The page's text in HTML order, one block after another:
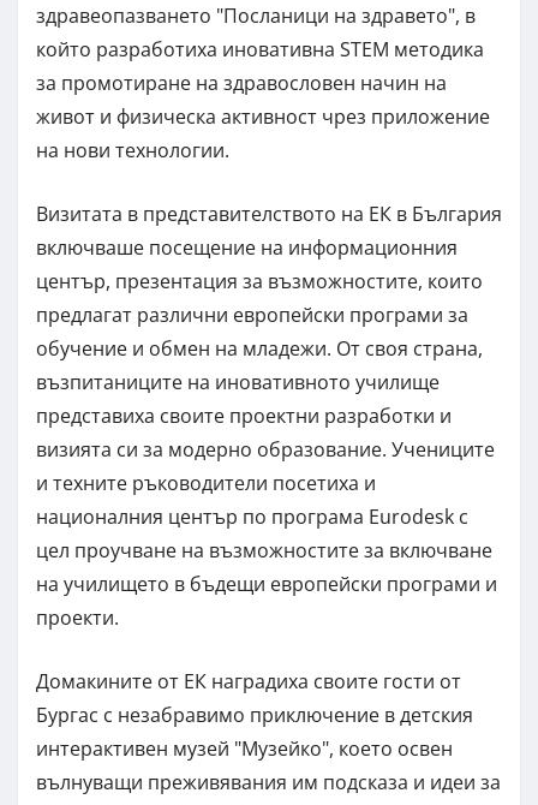
здравеопазването "Посланици на здравето", в
който разработиха иновативна STEM методика
за промотиране на здравословен начин на
живот и физическа активност чрез приложение
на нови технологии.
Визитата в представителството на ЕК в България
включваше посещение на информационния
център, презентация за възможностите, които
предлагат различни европейски програми за
обучение и обмен на младежи. От своя страна,
възпитаниците на иновативното училище
представиха своите проектни разработки и
визията си за модерно образование. Учениците
и техните ръководители посетиха и
националния център по програма Eurodesk с
цел проучване на възможностите за включване
на училището в бъдещи европейски програми и
проекти.
Домакините от ЕК наградиха своите гости от
Бургас с незабравимо приключение в детския
интерактивен музей "Музейко", което освен
вълнуващи преживявания им подсказа и идеи за